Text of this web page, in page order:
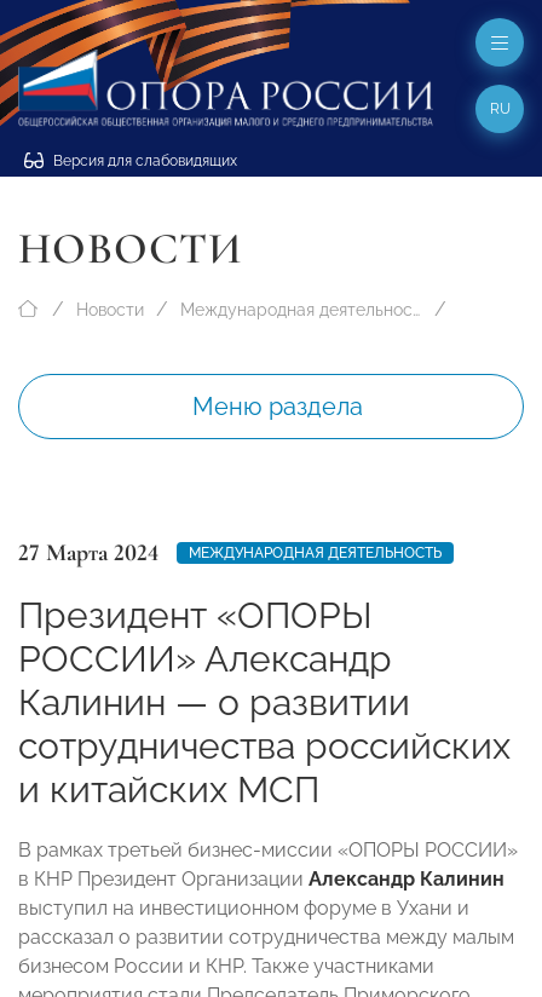
Версия для слабовидящих
RU
НОВОСТИ
Новости Международная деятельность
Меню раздела
27 Марта 2024 МЕЖДУНАРОДНАЯ ДЕЯТЕЛЬНОСТЬ
Президент «ОПОРЫ
РОССИИ» Александр
Калинин — о развитии
сотрудничества российских
и китайских МСП
В рамках третьей бизнес-миссии «ОПОРЫ РОССИИ»
в КНР Президент Организации Александр Калинин
выступил на инвестиционном форуме в Ухани и
рассказал о развитии сотрудничества между малым
бизнесом России и КНР. Также участниками